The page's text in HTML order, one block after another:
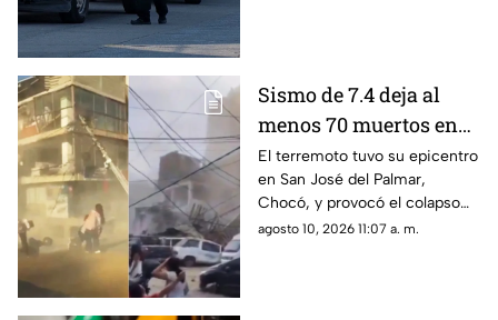
Sismo de 7.4 deja al
menos 70 muertos en
Colombia; continúan
rescates entre
escombros
El terremoto tuvo su epicentro
en San José del Palmar,
Chocó, y provocó el colapso
de al menos 25 estructuras.
agosto 10, 2026 11:07 a. m.